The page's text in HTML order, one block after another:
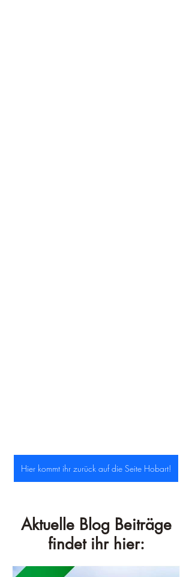
Hier kommt ihr zurück auf die Seite Hobart!
Aktuelle Blog Beiträge
findet ihr hier: